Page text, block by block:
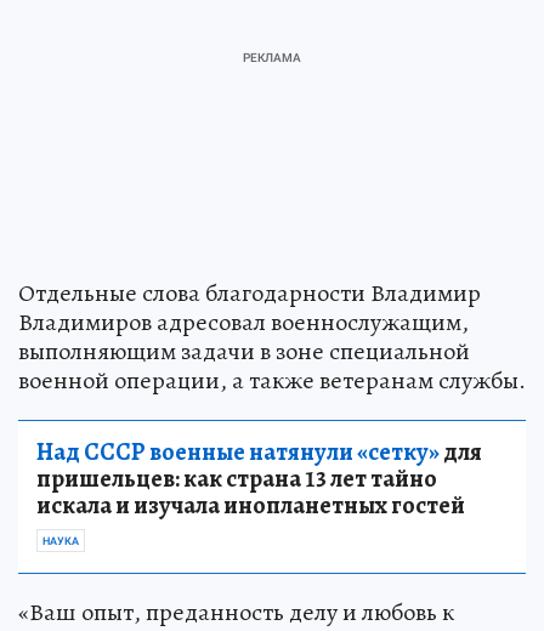
Отдельные слова благодарности Владимир
Владимиров адресовал военнослужащим,
выполняющим задачи в зоне специальной
военной операции, а также ветеранам службы.
Над СССР военные натянули «сетку»для
пришельцев: как страна 13 лет тайно
искала и изучала инопланетных гостей
НАУКА
«Ваш опыт, преданность делу и любовь к